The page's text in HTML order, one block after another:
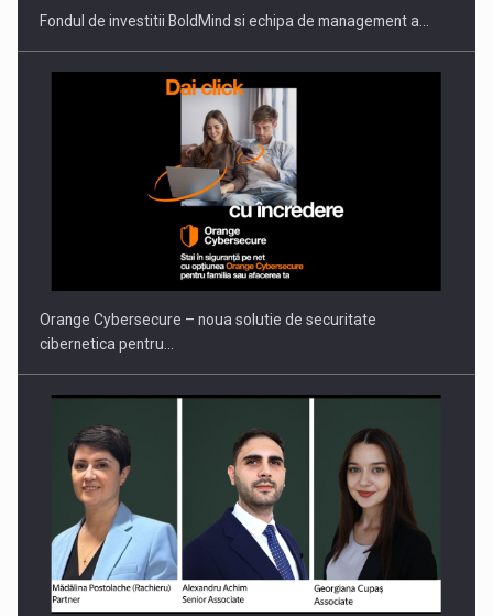
PUTTING ROMANIAN CORPORATE COMPANIES ON THE
INTERNATIONAL BUSINESS SCENE
Fondul de investitii BoldMind si echipa de management a…
Orange Cybersecure – noua solutie de securitate
cibernetica pentru…